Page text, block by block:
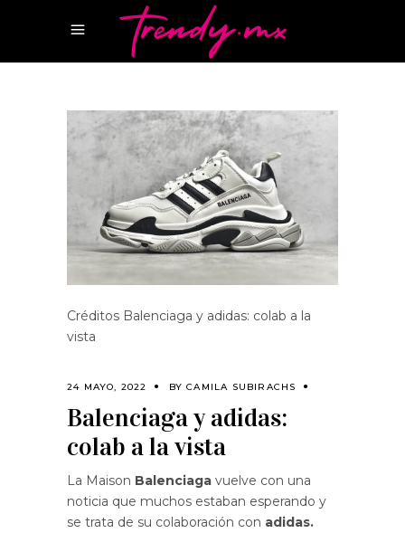
Créditos Balenciaga y adidas: colab a la
vista
24 MAYO, 2022 BYCAMILA SUBIRACHS
Balenciaga y adidas:
colab a la vista
La Maison Balenciaga vuelve con una
noticia que muchos estaban esperando y
se trata de su colaboración con adidas.